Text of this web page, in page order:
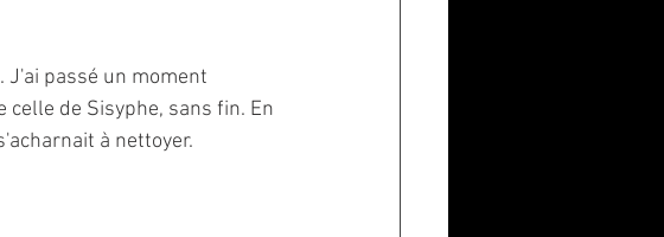
J'ai passé un moment
celle de Sisyphe, sans fin. En
à nettoyer.